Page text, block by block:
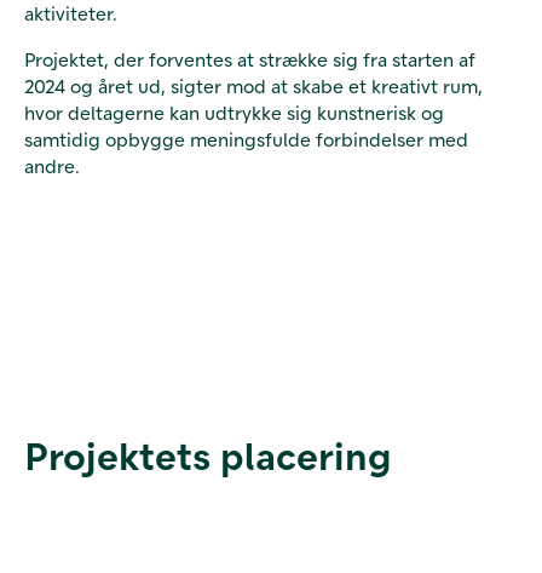
aktiviteter.
Projektet, der forventes at strække sig fra starten af
2024 og året ud, sigter mod at skabe et kreativt rum,
hvor deltagerne kan udtrykke sig kunstnerisk og
samtidig opbygge meningsfulde forbindelser med
andre.
Projektets placering